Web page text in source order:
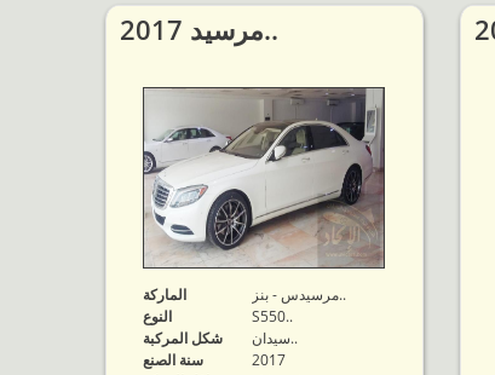
2017 مرسيد..
الماركة
مرسيدس - بنز..
النوع
S550..
شكل المركبة
سيدان..
سنة الصنع
2017